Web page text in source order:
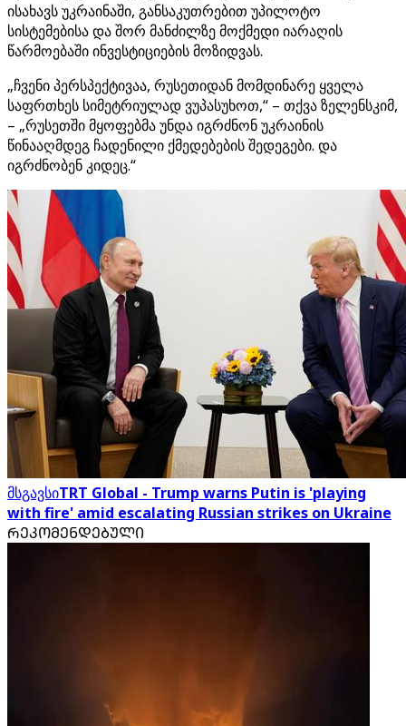
ისახავს უკრაინაში, განსაკუთრებით უპილოტო
სისტემებისა და შორ მანძილზე მოქმედი იარაღის
წარმოებაში ინვესტიციების მოზიდვას.
„ჩვენი პერსპექტივაა, რუსეთიდან მომდინარე ყველა
საფრთხეს სიმეტრიულად ვუპასუხოთ,“ – თქვა ზელენსკიმ,
– „რუსეთში მყოფებმა უნდა იგრძნონ უკრაინის
წინააღმდეგ ჩადენილი ქმედებების შედეგები. და
იგრძნობენ კიდეც.“
მსგავსიTRT Global - Trump warns Putin is 'playing
with fire' amid escalating Russian strikes on Ukraine
ᲠᲔᲙᲝᲛᲔᲜᲓᲔᲑᲣᲚᲘ